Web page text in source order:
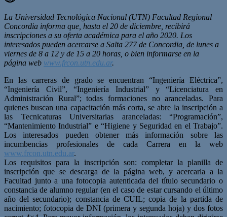
La Universidad Tecnológica Nacional (UTN) Facultad Regional
Concordia informa que, hasta el 20 de diciembre, recibirá
inscripciones a su oferta académica para el año 2020. Los
interesados pueden acercarse a Salta 277 de Concordia, de lunes a
viernes de 8 a 12 y de 15 a 20 horas, o bien informarse en la
página web www.frcon.utn.edu.ar.
En las carreras de grado se encuentran “Ingeniería Eléctrica”,
“Ingeniería Civil”, “Ingeniería Industrial” y “Licenciatura en
Administración Rural”; todas formaciones no aranceladas. Para
quienes buscan una capacitación más corta, se abre la inscripción a
las Tecnicaturas Universitarias aranceladas: “Programación”,
“Mantenimiento Industrial” e “Higiene y Seguridad en el Trabajo”.
Los interesados pueden obtener más información sobre las
incumbencias profesionales de cada Carrera en la web
www.frcon.utn.edu.ar.
Los requisitos para la inscripción son: completar la planilla de
inscripción que se descarga de la página web, y acercarla a la
Facultad junto a una fotocopia autenticada del título secundario o
constancia de alumno regular (en el caso de estar cursando el último
año del secundario); constancia de CUIL; copia de la partida de
nacimiento; fotocopia de DNI (primera y segunda hoja) y dos fotos